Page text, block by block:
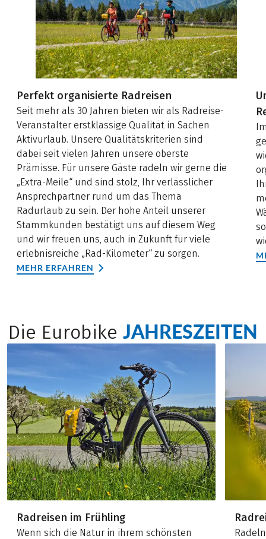
Perfekt organisierte Radreisen
Seit mehr als 30 Jahren bieten wir als Radreise-
Veranstalter erstklassige Qualität in Sachen
Aktivurlaub. Unsere Qualitätskriterien sind
dabei seit vielen Jahren unsere oberste
Prämisse. Für unsere Gäste radeln wir gerne die
„Extra-Meile“ und sind stolz, Ihr verlässlicher
Ansprechpartner rund um das Thema
Radurlaub zu sein. Der hohe Anteil unserer
Stammkunden bestätigt uns auf diesem Weg
und wir freuen uns, auch in Zukunft für viele
erlebnisreiche „Rad-Kilometer“ zu sorgen.
MEHR ERFAHREN
Die Eurobike JAHRESZEITEN
Radreisen im Frühling
Wenn sich die Natur in ihrem schönsten